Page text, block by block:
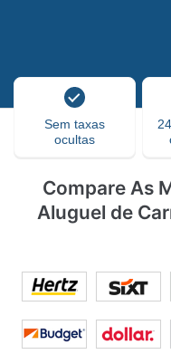
Sem taxas
ocultas
Compare As
Aluguel de